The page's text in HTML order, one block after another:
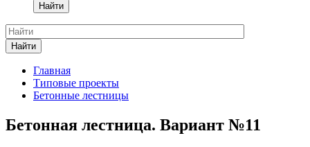
Найти
Найти
Главная
Типовые проекты
Бетонные лестницы
Бетонная лестница. Вариант №11